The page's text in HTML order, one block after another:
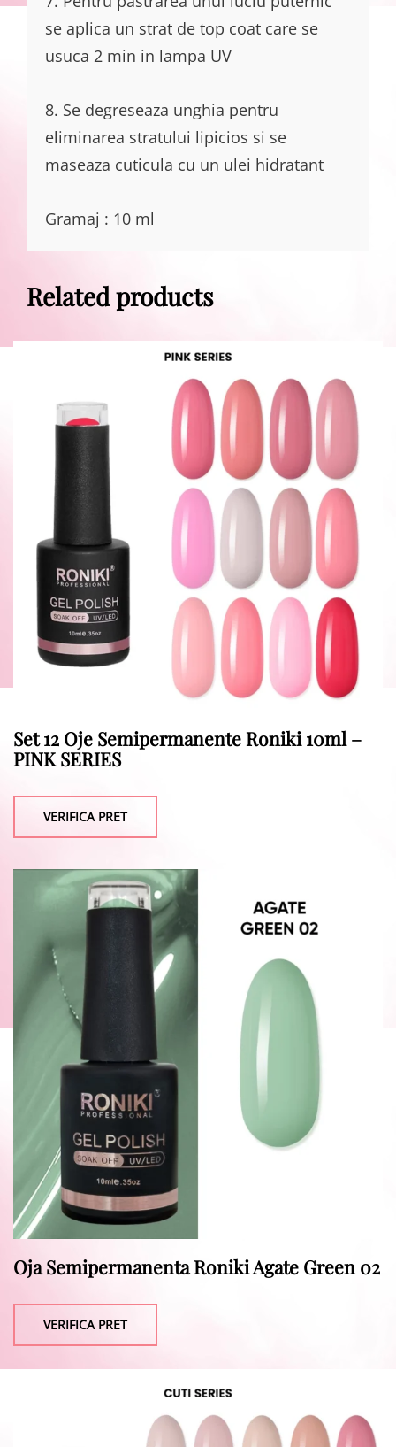
se aplica un strat de top coat care se
usuca 2 min in lampa UV
8. Se degreseaza unghia pentru
eliminarea stratului lipicios si se
maseaza cuticula cu un ulei hidratant
Gramaj : 10 ml
Related products
Set 12 Oje Semipermanente Roniki 10ml –
PINK SERIES
VERIFICA PRET
Oja Semipermanenta Roniki Agate Green 02
VERIFICA PRET